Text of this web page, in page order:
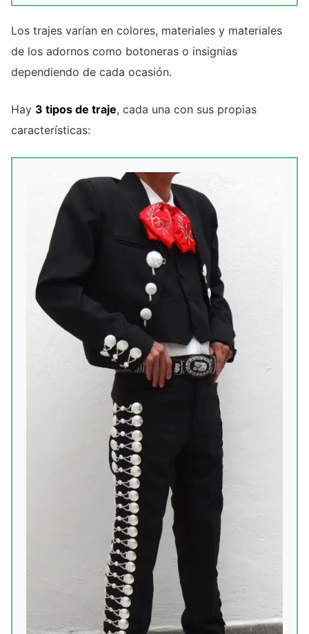
Los trajes varían en colores, materiales y materiales
de los adornos como botoneras o insignias
dependiendo de cada ocasión.
Hay 3 tipos de traje, cada una con sus propias
características: